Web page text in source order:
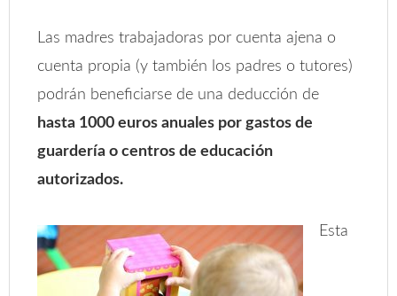
Las madres trabajadoras por cuenta ajena o
cuenta propia (y también los padres o tutores)
podrán beneficiarse de una deducción de
hasta 1000 euros anuales por gastos de
guardería o centros de educación
autorizados.
Esta